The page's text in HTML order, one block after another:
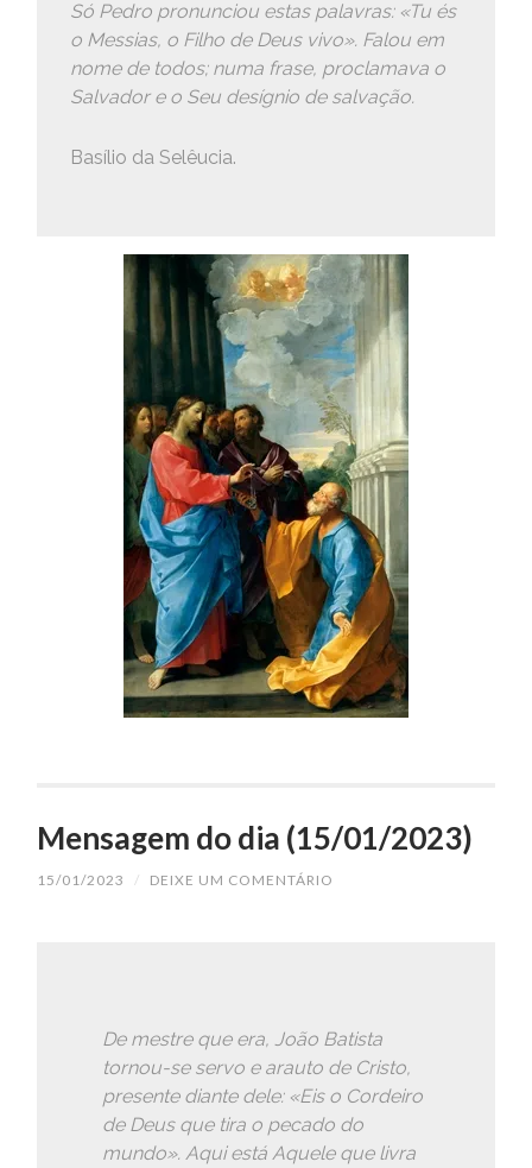
Só Pedro pronunciou estas palavras: «Tu és
o Messias, o Filho de Deus vivo». Falou em
nome de todos; numa frase, proclamava o
Salvador e o Seu desígnio de salvação.
Basílio da Selêucia.
Mensagem do dia (15/01/2023)
15/01/2023 / DEIXE UM COMENTÁRIO
De mestre que era, João Batista
tornou-se servo e arauto de Cristo,
presente diante dele: «Eis o Cordeiro
de Deus que tira o pecado do
mundo». Aqui está Aquele que livra